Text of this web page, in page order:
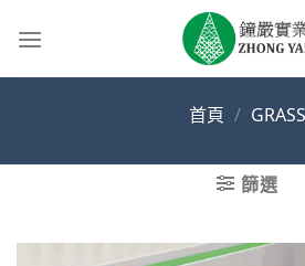
首頁 / GRASS
篩選